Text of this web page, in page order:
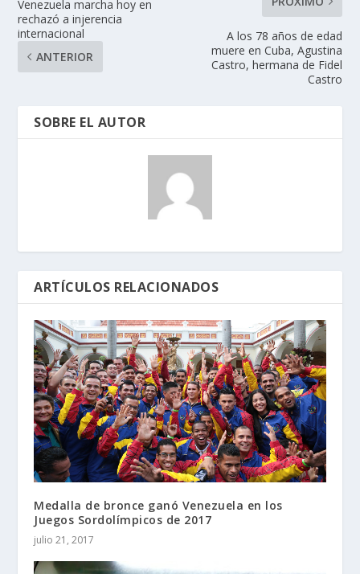
Venezuela marcha hoy en
rechazó a injerencia
internacional
ANTERIOR
A los 78 años de edad
muere en Cuba, Agustina
Castro, hermana de Fidel
Castro
SOBRE EL AUTOR
ARTÍCULOS RELACIONADOS
Medalla de bronce ganó Venezuela en los
Juegos Sordolímpicos de 2017
julio 21, 2017